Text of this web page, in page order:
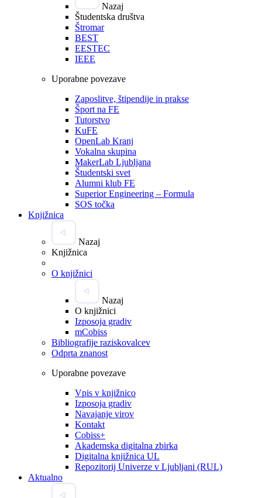
Nazaj
Študentska društva
Štromar
BEST
EESTEC
IEEE
Uporabne povezave
Zaposlitve, štipendije in prakse
Šport na FE
Tutorstvo
KuFE
OpenLab Kranj
Vokalna skupina
MakerLab Ljubljana
Študentski svet
Alumni klub FE
Superior Engineering – Formula
SOS točka
Knjižnica
Nazaj
Knjižnica
O knjižnici
Nazaj
O knjižnici
Izposoja gradiv
mCobiss
Bibliografije raziskovalcev
Odprta znanost
Uporabne povezave
Vpis v knjižnico
Izposoja gradiv
Navajanje virov
Kontakt
Cobiss+
Akademska digitalna zbirka
Digitalna knjižnica UL
Repozitorij Univerze v Ljubljani (RUL)
Aktualno